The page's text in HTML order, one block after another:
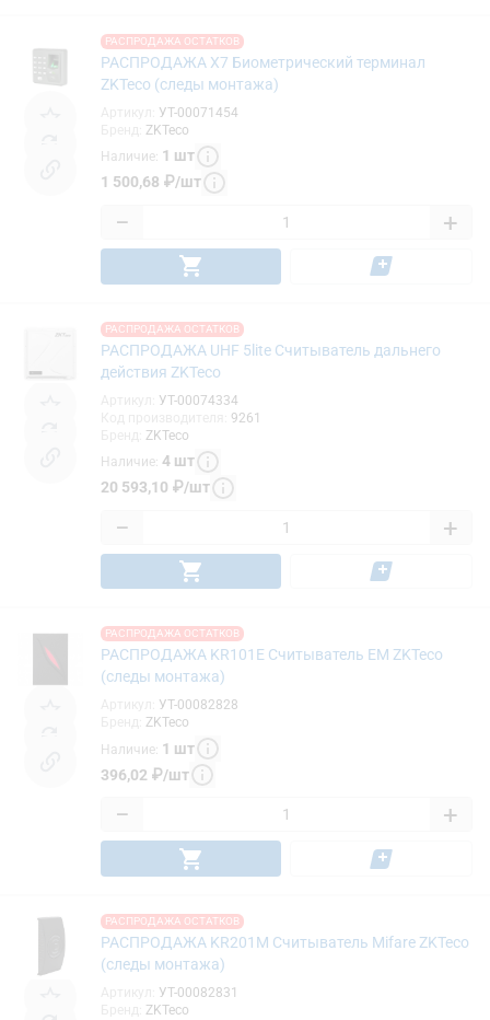
РАСПРОДАЖА ОСТАТКОВ
РАСПРОДАЖА X7 Биометрический терминал
ZKTeco (следы монтажа)
УТ-00071454
ZKTeco
Наличие: 1 шт
1 500,68 ₽/шт
− +
РАСПРОДАЖА ОСТАТКОВ
РАСПРОДАЖА UHF 5lite Считыватель дальнего
действия ZKTeco
УТ-00074334
9261
ZKTeco
Наличие: 4 шт
20 593,10 ₽/шт
− +
РАСПРОДАЖА ОСТАТКОВ
РАСПРОДАЖА KR101E Считыватель EM ZKTeco
(следы монтажа)
УТ-00082828
ZKTeco
Наличие: 1 шт
396,02 ₽/шт
− +
РАСПРОДАЖА ОСТАТКОВ
РАСПРОДАЖА KR201M Считыватель Mifare ZKTeco
(следы монтажа)
УТ-00082831
ZKTeco